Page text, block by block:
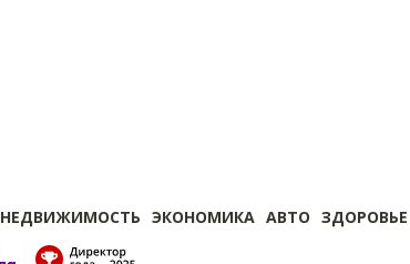
НЕДВИЖИМОСТЬ ЭКОНОМИКА АВТО ЗДОРОВЬЕ